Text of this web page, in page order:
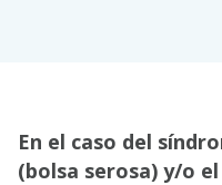
En el caso del
(bolsa serosa) y/o